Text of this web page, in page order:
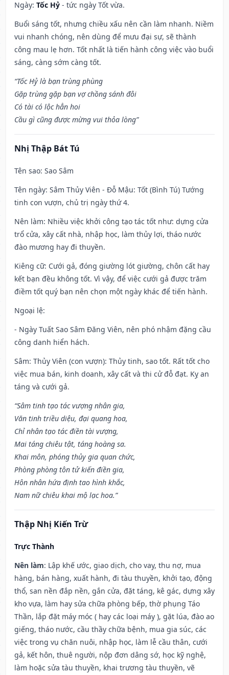
Ngày: Tốc Hỷ - tức ngày Tốt vừa.
Buổi sáng tốt, nhưng chiều xấu nên cần làm nhanh. Niềm
vui nhanh chóng, nên dùng để mưu đại sự, sẽ thành
công mau lẹ hơn. Tốt nhất là tiến hành công việc vào buổi
sáng, càng sớm càng tốt.
“Tốc Hỷ là bạn trùng phùng
Gặp trùng gặp bạn vợ chồng sánh đôi
Có tài có lộc hẳn hoi
Cầu gì cũng được mừng vui thỏa lòng”
Nhị Thập Bát Tú
Tên sao: Sao Sâm
Tên ngày: Sâm Thủy Viên - Đỗ Mậu: Tốt (Bình Tú) Tướng
tinh con vượn, chủ trị ngày thứ 4.
Nên làm: Nhiều việc khởi công tạo tác tốt như: dựng cửa
trổ cửa, xây cất nhà, nhập học, làm thủy lợi, tháo nước
đào mương hay đi thuyền.
Kiêng cữ: Cưới gả, đóng giường lót giường, chôn cất hay
kết bạn đều không tốt. Vì vậy, để việc cưới gả được trăm
điềm tốt quý bạn nên chọn một ngày khác để tiến hành.
Ngoại lệ:
- Ngày Tuất Sao Sâm Đăng Viên, nên phó nhậm đặng cầu
công danh hiển hách.
Sâm: Thủy Viên (con vượn): Thủy tinh, sao tốt. Rất tốt cho
việc mua bán, kinh doanh, xây cất và thi cử đỗ đạt. Kỵ an
táng và cưới gả.
“Sâm tinh tạo tác vượng nhân gia,
Văn tinh triều diệu, đại quang hoa,
Chỉ nhân tạo tác điền tài vượng,
Mai táng chiêu tật, táng hoàng sa.
Khai môn, phóng thủy gia quan chức,
Phòng phòng tôn tử kiến điền gia,
Hôn nhân hứa định tao hình khắc,
Nam nữ chiêu khai mộ lạc hoa.”
Thập Nhị Kiến Trừ
Trực Thành
Nên làm: Lập khế ước, giao dịch, cho vay, thu nợ, mua
hàng, bán hàng, xuất hành, đi tàu thuyền, khởi tạo, động
thổ, san nền đắp nền, gắn cửa, đặt táng, kê gác, dựng xây
kho vựa, làm hay sửa chữa phòng bếp, thờ phụng Táo
Thần, lắp đặt máy móc ( hay các loại máy ), gặt lúa, đào ao
giếng, tháo nước, cầu thầy chữa bệnh, mua gia súc, các
việc trong vụ chăn nuôi, nhập học, làm lễ cầu thân, cưới
gả, kết hôn, thuê người, nộp đơn dâng sớ, học kỹ nghệ,
làm hoặc sửa tàu thuyền, khai trương tàu thuyền, vẽ